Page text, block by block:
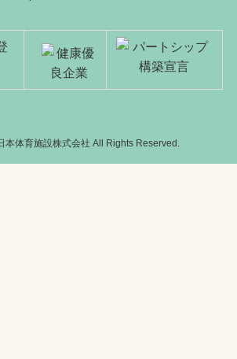
本体育施設株式会社 All Rights Reserved.